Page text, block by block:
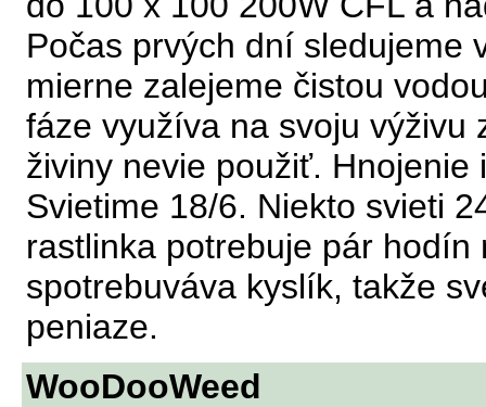
Počas prvých dní sledujeme
mierne zalejeme čistou
fáze využíva na svoju výživu
živiny nevie použiť. Hnojenie
Svietime 18/6. Niekto svieti
rastlinka potrebuje pár
spotrebuváva kyslík, takže
peniaze.
WooDooWeed